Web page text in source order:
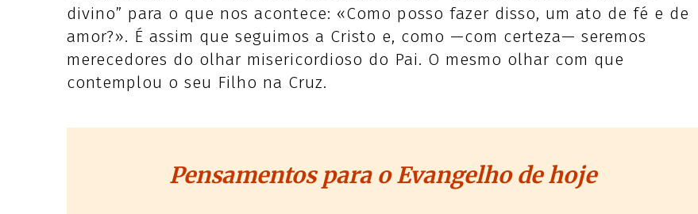
divino” para o que nos acontece: «Como posso fazer disso, um ato de fé e de
amor?». É assim que seguimos a Cristo e, como —com certeza— seremos
merecedores do olhar misericordioso do Pai. O mesmo olhar com que
contemplou o seu Filho na Cruz.
Pensamentos para o Evangelho de hoje